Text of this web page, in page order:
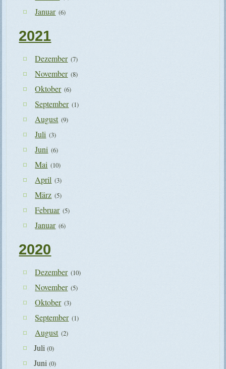
Januar (6)
2021
Dezember (7)
November (8)
Oktober (6)
September (1)
August (9)
Juli (3)
Juni (6)
Mai (10)
April (3)
März (5)
Februar (5)
Januar (6)
2020
Dezember (10)
November (5)
Oktober (3)
September (1)
August (2)
Juli(0)
Juni(0)